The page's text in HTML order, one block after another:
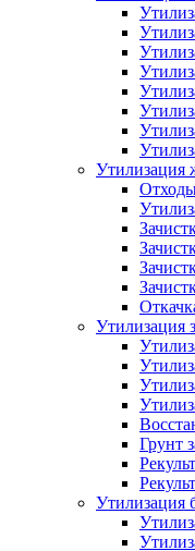
Утилизация
Утилизация
Грунт
Утилизация